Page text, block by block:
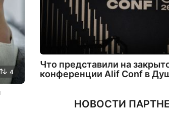
4
Что представили на
конференции Alif Conf в
НОВОСТИ